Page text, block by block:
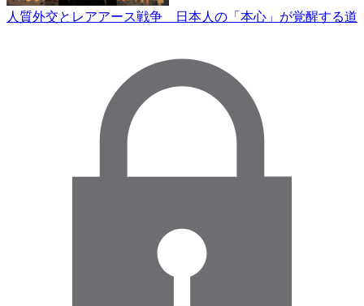
人質外交とレアアース戦争 日本人の「本心」が覚醒する道